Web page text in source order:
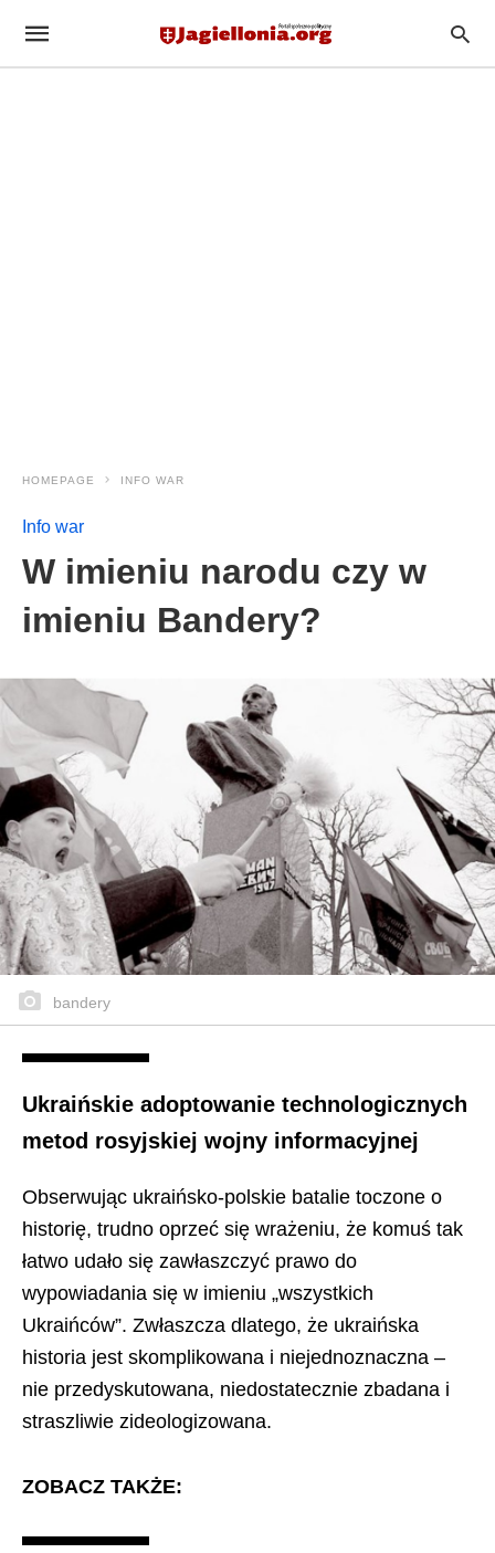
HOMEPAGE INFO WAR
Info war
W imieniu narodu czy w
imieniu Bandery?
bandery
Ukraińskie adoptowanie technologicznych
metod rosyjskiej wojny informacyjnej
Obserwując ukraińsko-polskie batalie toczone o
historię, trudno oprzeć się wrażeniu, że komuś tak
łatwo udało się zawłaszczyć prawo do
wypowiadania się w imieniu „wszystkich
Ukraińców”. Zwłaszcza dlatego, że ukraińska
historia jest skomplikowana i niejednoznaczna –
nie przedyskutowana, niedostatecznie zbadana i
straszliwie zideologizowana.
ZOBACZ TAKŻE: